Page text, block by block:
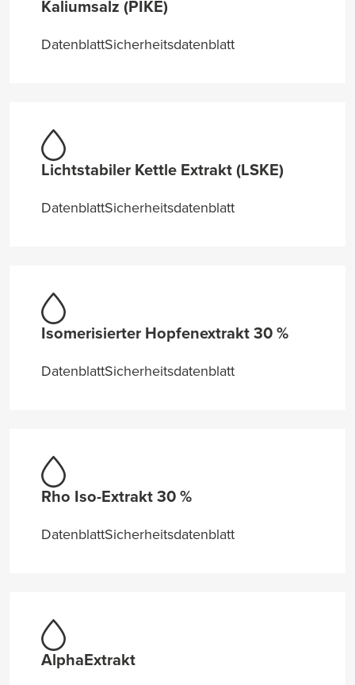
Kaliumsalz (PIKE)
DatenblattSicherheitsdatenblatt
Lichtstabiler Kettle Extrakt (LSKE)
DatenblattSicherheitsdatenblatt
Isomerisierter Hopfenextrakt 30 %
DatenblattSicherheitsdatenblatt
Rho Iso-Extrakt 30 %
DatenblattSicherheitsdatenblatt
AlphaExtrakt